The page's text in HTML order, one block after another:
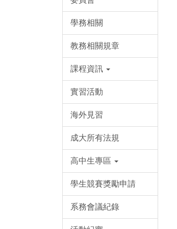
學務相關
教務相關規章
課程資訊
實習活動
海外見習
成大所有法規
高中生專區
學生競賽獎勵申請
系務會議紀錄